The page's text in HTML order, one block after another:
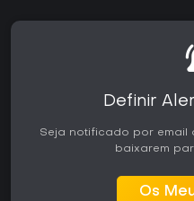
Definir
Seja notificado por
baixarem
Os